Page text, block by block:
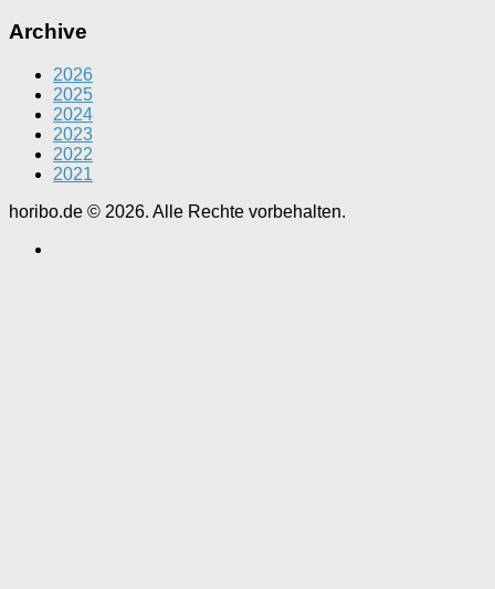
Archive
2026
2025
2024
2023
2022
2021
horibo.de © 2026. Alle Rechte vorbehalten.